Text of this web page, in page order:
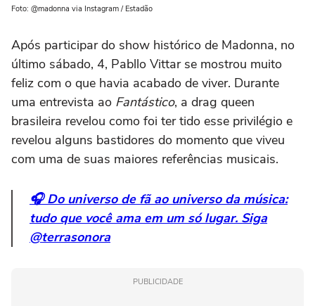
Foto: @madonna via Instagram / Estadão
Após participar do show histórico de Madonna, no
último sábado, 4, Pabllo Vittar se mostrou muito
feliz com o que havia acabado de viver. Durante
uma entrevista ao Fantástico, a drag queen
brasileira revelou como foi ter tido esse privilégio e
revelou alguns bastidores do momento que viveu
com uma de suas maiores referências musicais.
🎧 Do universo de fã ao universo da música:
tudo que você ama em um só lugar. Siga
@terrasonora
PUBLICIDADE